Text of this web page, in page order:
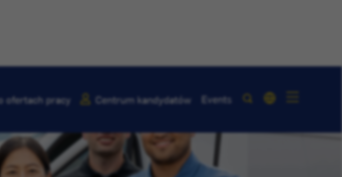
ofertach pracy Centrum kandydatów Events